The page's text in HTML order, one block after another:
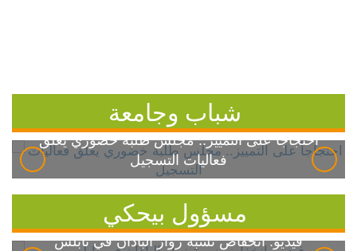
شباب وجامعة
احتجاجاً على التمييز.. مجلس طلبة خضوري يعلق
فعاليات التسجيل
مسؤول بيحكي
فيديو: انخفاض نسبة زوار الباذان في نابلس